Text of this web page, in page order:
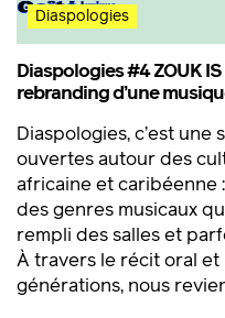
Diaspologies
Diaspologies #4 ZOUK
rebranding d’une
Diaspologies, c’est
ouvertes autour des
africaine et caribéenne
des genres musicaux
rempli des salles et
À travers le récit oral
générations, nous